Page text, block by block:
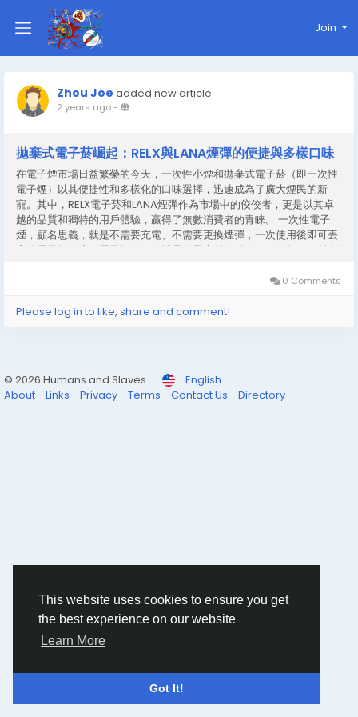
This website uses cookies to ensure you get
the best experience on our website
Learn More
Got It!
Join
Zhou Joe added new article
2 years ago-
拋棄式電子菸崛起：RELX與LANA煙彈的便捷與多樣口味
在電子煙市場日益繁榮的今天，一次性小煙和拋棄式電子菸（即一次性
電子煙）以其便捷性和多樣化的口味選擇，迅速成為了廣大煙民的新
寵。其中，RELX電子菸和LANA煙彈作為市場中的佼佼者，更是以其卓
越的品質和獨特的用戶體驗，贏得了無數消費者的青睞。 一次性電子
煙，顧名思義，就是不需要充電、不需要更換煙彈，一次使用後即可丟
棄的電子煙。這種電子煙的便捷性是其最大的賣點之一，例如RELX悅刻
子煙隨身攜帶，即可隨時隨地享受吸煙的樂趣。此外，一次性電子煙的
作環節，從而降低了故障的發生率。 RELX電子菸作為電子煙市場的知名
0 Comments
Please log in to like, share and comment!
© 2026 Humans and Slaves
English
About
Links Privacy Terms Contact Us Directory